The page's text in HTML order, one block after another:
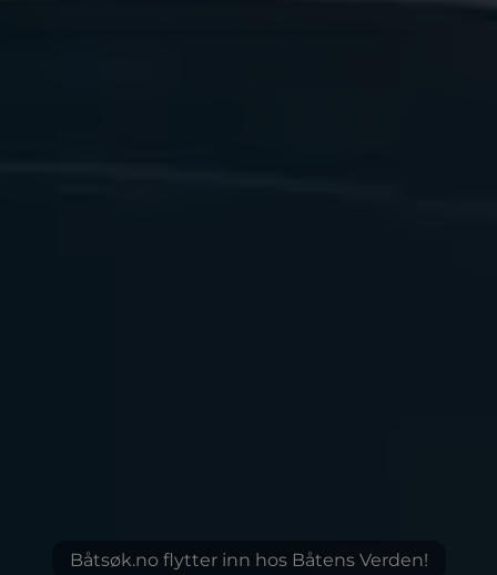
Båtsøk.no flytter inn hos Båtens Verden!